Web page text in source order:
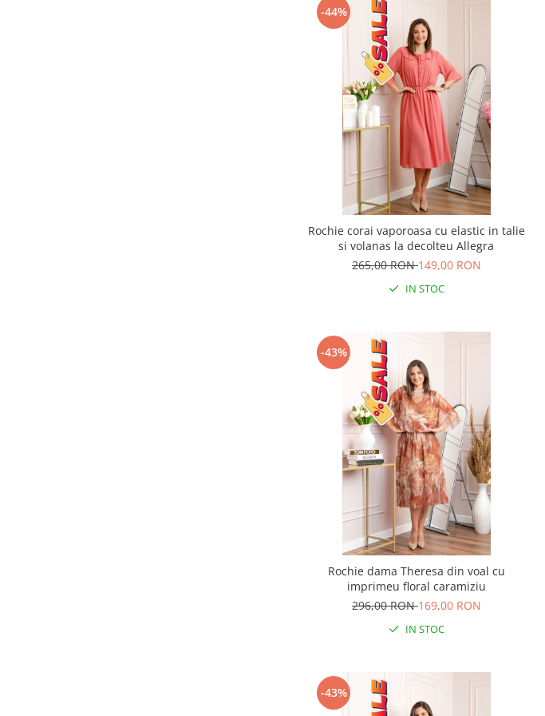
-44%
Rochie corai vaporoasa cu elastic in talie
si volanas la decolteu Allegra
265,00 RON149,00 RON
IN STOC
-43%
Rochie dama Theresa din voal cu
imprimeu floral caramiziu
296,00 RON169,00 RON
IN STOC
-43%